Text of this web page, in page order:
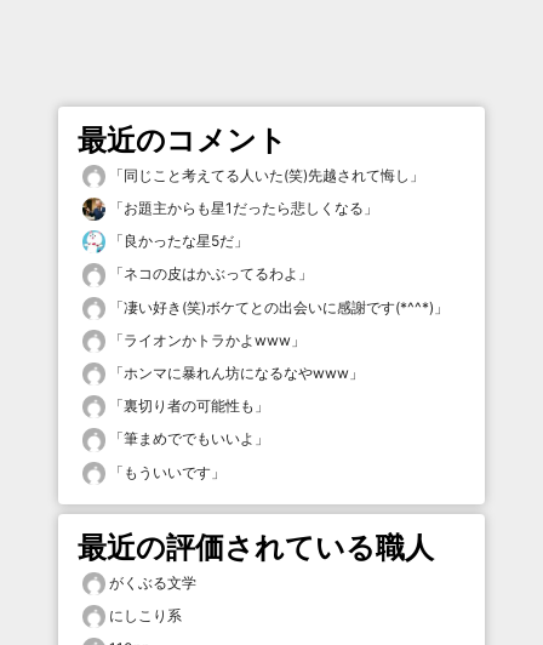
最近のコメント
「同じこと考えてる人いた(笑)先越されて悔し 」
「お題主からも星1だったら悲しくなる 」
「 良かったな星5だ 」
「ネコの皮はかぶってるわよ 」
「凄い好き(笑)ボケてとの出会いに感謝です(*^^*) 」
「ライオンかトラかよwww 」
「ホンマに暴れん坊になるなやwww 」
「裏切り者の可能性も 」
「筆まめででもいいよ 」
「 もういいです 」
最近の評価されている職人
がくぶる文学
にしこり系